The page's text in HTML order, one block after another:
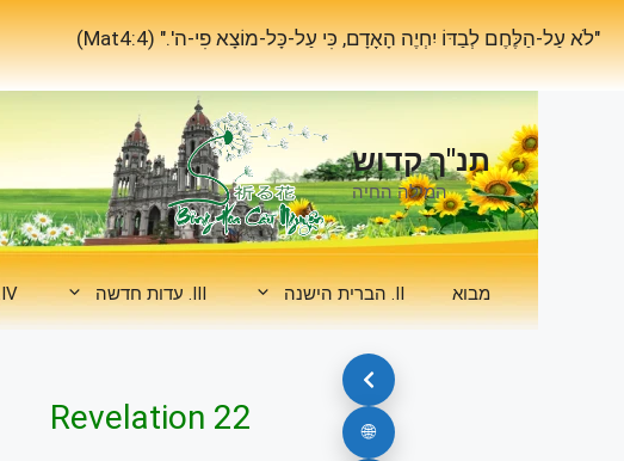
לדלג
לתוכן"לֹא עַל-הַלֶּחֶם לְבַדּוֹ יִחְיֶה הָאָדָם, כִּי עַל-כָּל-מוֹצָא פִי-ה'." (Mat4:4)
תנ"ך קדוש
המילה החיה
מבוא II. הברית הישנה III. עדות חדשה IV. פֵּרוּשׁ
🌐
Revelation 22